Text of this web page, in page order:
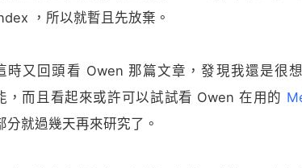
，所以就暫且先放棄。
時又回頭看 Owen 那篇文章，發現我還是很
，而且看起來或許可以試試看 Owen 在用的
分就過幾天再來研究了。